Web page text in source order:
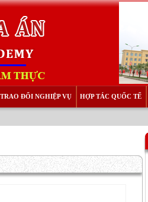
TRAO ĐỔI NGHIỆP VỤ HỢP TÁC QUỐC TẾ